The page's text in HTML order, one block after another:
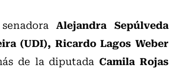
Alejandra Sepúlveda
(UDI), Ricardo Lagos Weber
de la diputada Camila Rojas